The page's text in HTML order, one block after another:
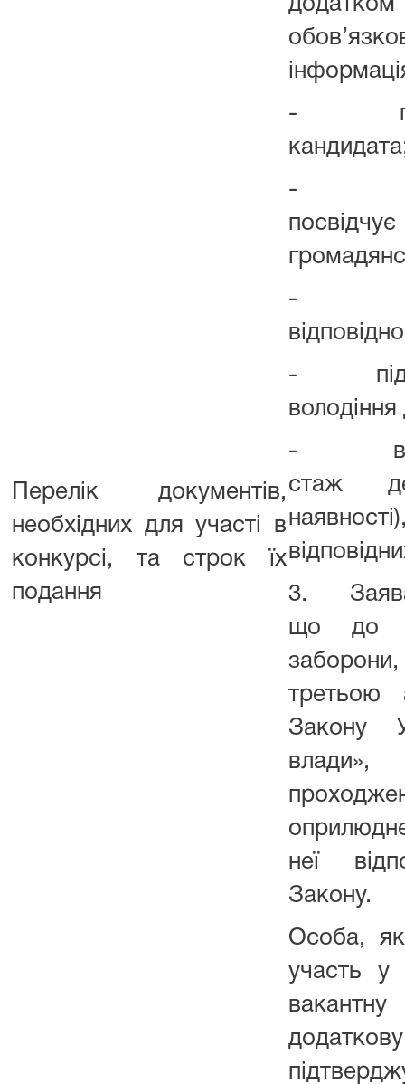
Перелік документів,
необхідних для участі в
конкурсі, та строк їх
подання
-
-
-
-
-
стаж
3. Заява,
що до
третьою
Закону
неї
Закону.
Особа,
участь у